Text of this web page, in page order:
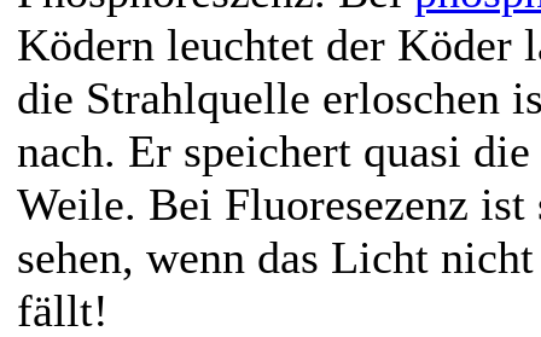
Ködern leuchtet der Köder
die Strahlquelle erloschen
nach. Er speichert quasi
Weile. Bei Fluoresezenz
sehen, wenn das Licht
fällt!